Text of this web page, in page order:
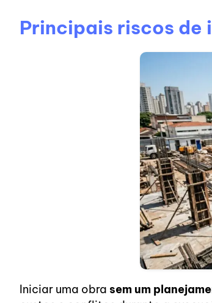
Principais riscos de
Iniciar uma obra sem um